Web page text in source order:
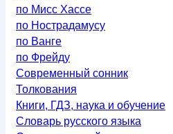
по Мисс Хассе
по Нострадамусу
по Ванге
по Фрейду
Современный сонник
Толкования
Книги, ГДЗ, наука и обучение
Словарь русского языка